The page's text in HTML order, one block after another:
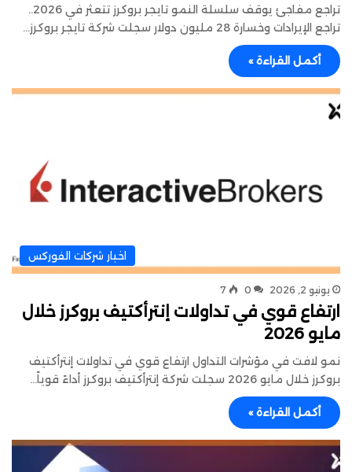
تراجع مفاجئ يوقف سلسلة النمو تايجر بروكرز تتعثر في 2026..
تراجع الإيرادات وخسارة 28 مليون دولار سجلت شركة تايجر بروكرز…
أكمل القراءة »
اخبار شركات الفوركس
يونيو 2, 2026 0
7
ارتفاع قوي في تداولات إنترأكتيف بروكرز خلال
مايو 2026
نمو لافت في مؤشرات التداول ارتفاع قوي في تداولات إنترأكتيف
بروكرز خلال مايو 2026 سجلت شركة إنترأكتيف بروكرز أداءً قوياً…
أكمل القراءة »